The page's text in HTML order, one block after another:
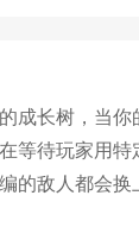
成长树，当你
等待玩家用
的敌人都会